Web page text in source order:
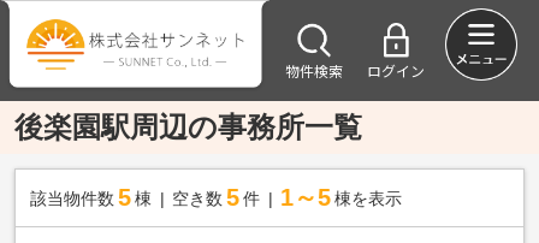
物件検索 ログイン
後楽園駅周辺の事務所一覧
該当物件数 5棟 空き数 5 件 1～5 棟を表示